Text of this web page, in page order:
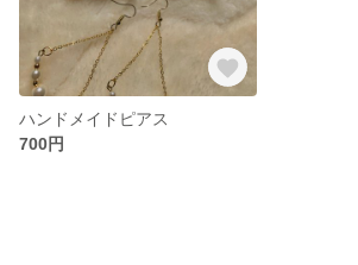
ハンドメイドピアス
700円